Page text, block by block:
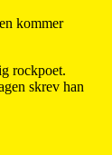
kommer
rockpoet.
skrev han